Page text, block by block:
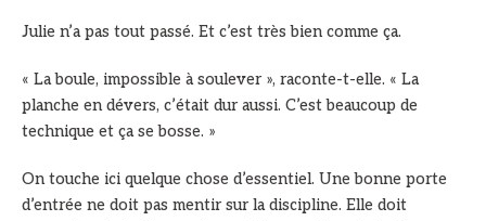
Julie n’a pas tout passé. Et c’est très bien comme ça.
« La boule, impossible à soulever », raconte-t-elle. « La
planche en dévers, c’était dur aussi. C’est beaucoup de
technique et ça se bosse. »
On touche ici quelque chose d’essentiel. Une bonne porte
d’entrée ne doit pas mentir sur la discipline. Elle doit